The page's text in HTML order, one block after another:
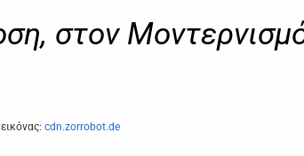
στον
cdn.zorrobot.de